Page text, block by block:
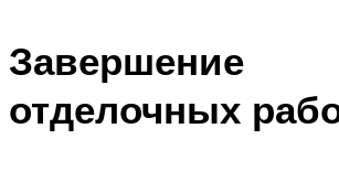
Завершение
отделочных